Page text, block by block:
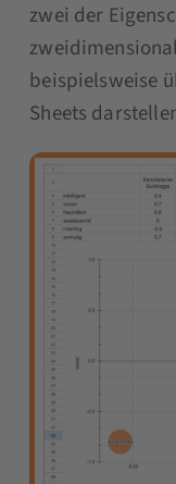
zwei der
beispielsweise
Sheets